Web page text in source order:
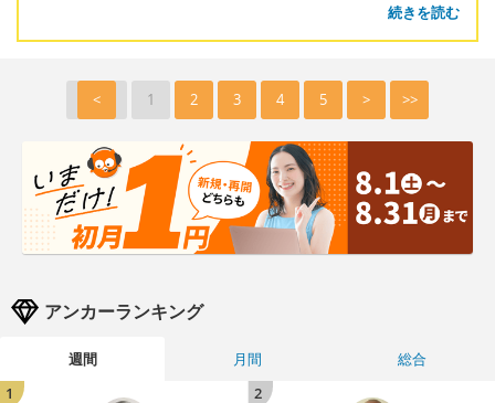
続きを読む
< 1 2 3 4 5 > >>
アンカーランキング
週間 月間
総合
1
2